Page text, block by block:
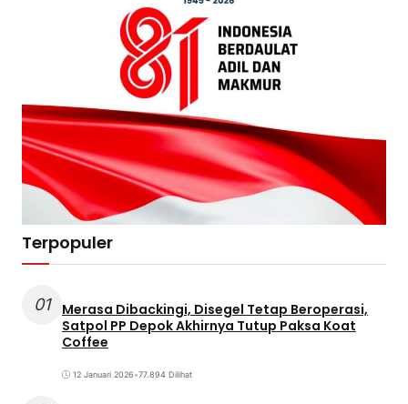
Terpopuler
01
Merasa Dibackingi, Disegel Tetap Beroperasi,
Satpol PP Depok Akhirnya Tutup Paksa Koat
Coffee
12 Januari 2026•77.894 Dilihat